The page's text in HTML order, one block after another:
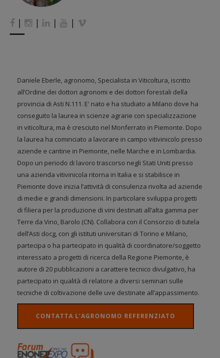
| | | |
Daniele Eberle, agronomo, Specialista in Viticoltura, iscritto
all’Ordine dei dottori agronomi e dei dottori forestali della
provincia di Asti N.111. E' nato e ha studiato a Milano dove ha
conseguito la laurea in scienze agrarie con specializzazione
in viticoltura, ma è cresciuto nel Monferrato in Piemonte. Dopo
la laurea ha cominciato a lavorare in campo vitivinicolo presso
aziende e cantine in Piemonte, nelle Marche e in Lombardia.
Dopo un periodo di lavoro trascorso negli Stati Uniti presso
una azienda vitivinicola ritorna in Italia e si stabilisce in
Piemonte dove inizia l’attività di consulenza rivolta ad aziende
di medie e grandi dimensioni. In particolare sviluppa progetti
di filiera per la produzione di vini destinati all’alta gamma per
Terre da Vino, Barolo (CN). Collabora con il Consorzio di tutela
dell’Asti docg, con gli istituti universitari di Torino e Milano,
partecipa o ha partecipato in qualità di coordinatore/soggetto
interessato a progetti di ricerca della Regione Piemonte, è
autore di 20 pubblicazioni a carattere tecnico divulgativo, ha
partecipato in qualità di relatore a diversi seminari sulle
tecniche di coltivazione delle uve destinate all’appassimento.
CONTATTA L’AGRONOMO REFERENZIATO